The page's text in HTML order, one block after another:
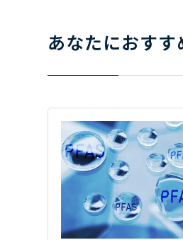
あなたにおすす